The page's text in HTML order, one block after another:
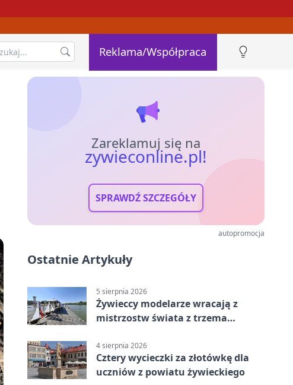
Reklama/Współpraca
Zareklamuj się na
zywieconline.pl!
SPRAWDŹ SZCZEGÓŁY
autopromocja
Ostatnie Artykuły
5 sierpnia 2026
Żywieccy modelarze wracają z
mistrzostw świata z trzema
4 sierpnia 2026
Cztery wycieczki za złotówkę dla
uczniów z powiatu żywieckiego